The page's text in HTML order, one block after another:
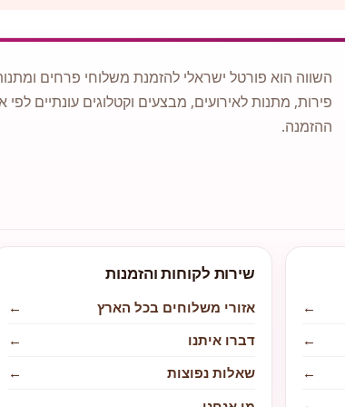
השווה הוא פורטל ישראלי להזמנת משלוחי פרחים
פירות, מתנות לאירועים, מבצעים וקטלוגים עונתיים
ההזמנה.
←
←
←
שירות לקוחות והזמנות
אזורי משלוחים בכל הארץ
←
דברו איתנו
←
שאלות נפוצות
←